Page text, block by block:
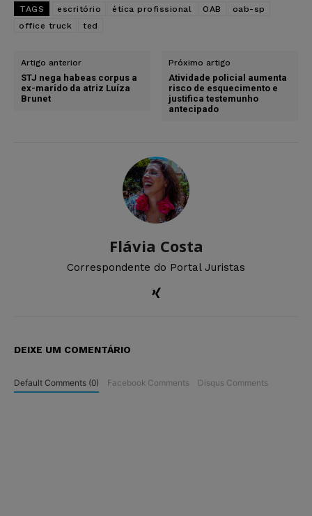
TAGS escritório ética profissional OAB
oab-sp
office truck
ted
Artigo anterior
STJ nega habeas corpus a
ex-marido da atriz Luíza
Brunet
Próximo artigo
Atividade policial aumenta
risco de esquecimento e
justifica testemunho
antecipado
Flávia Costa
Correspondente do Portal Juristas
DEIXE UM COMENTÁRIO
Default Comments (0) Facebook Comments Disqus Comments